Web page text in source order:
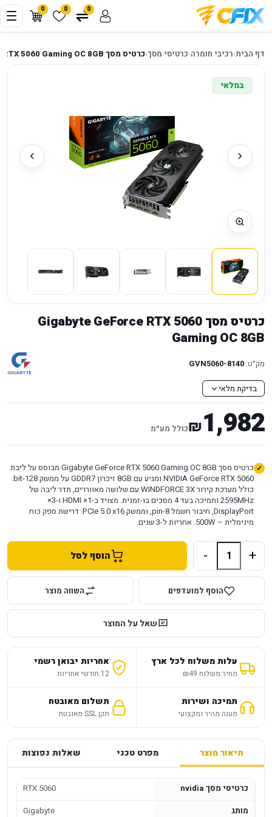
0 0 0
דף הבית‹רכיבי חומרה‹כרטיסי מסך‹כרטיס מסך Gigabyte GeForce RTX 5060 Gaming OC 8GB
במלאי
כרטיס מסך Gigabyte GeForce RTX 5060
Gaming OC 8GB
מק״ט: GVN5060-8140
בדיקת מלאי
1,982
₪כולל מע״מ
כרטיס מסך Gigabyte GeForce RTX 5060 Gaming OC 8GB מבוסס על ליבת
NVIDIA GeForce RTX 5060 ומגיע עם 8GB זיכרון GDDR7 על ממשק 128-bit.
כולל מערכת קירור WINDFORCE 3X עם שלושה מאווררים, תדר ליבה של
2595MHz ותמיכה בעד 4 מסכים בו-זמנית. מצויד ב-1× HDMI ו-3×
DisplayPort, חיבור חשמל 8-pin, וממשק PCIe 5.0 x16. דרישת ספק כוח
מינימלית – 500W. אחריות ל-3 שנים.
+
- הוסף לסל
הוסף למועדפים השווה מוצר
שאל על המוצר
עלות משלוח לכל ארץ
מחיר משלוח ₪49
אחריות יבואן רשמי
12 חודשי אחריות
תמיכה ושירות
מענה מהיר ומקצועי
תשלום מאובטח
תקן SSL מאובטח
תיאור מוצר מפרט טכני שאלות נפוצות
כרטיסי מסך nvidia
RTX 5060
מותג
Gigabyte